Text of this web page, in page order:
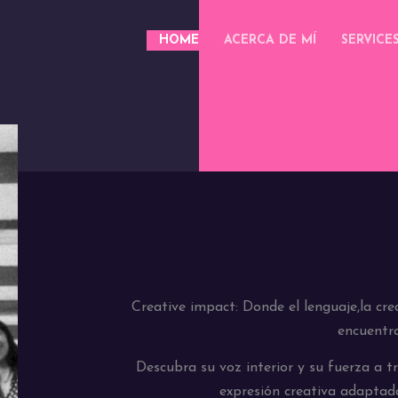
HOME ACERCA DE MÍ
Creative impact: Donde el lenguaje,la
Descubra su voz interior y su fuerza a
expresión creativa